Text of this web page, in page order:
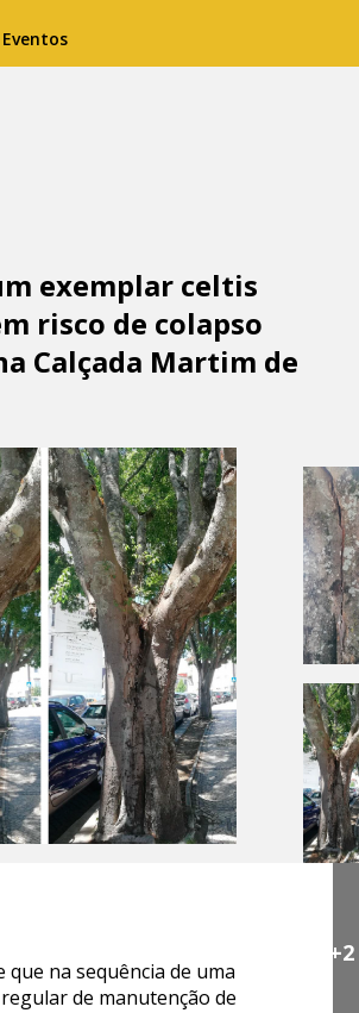
Eventos
exemplar celtis
risco de colapso
Calçada Martim de
+2
que na sequência de uma
de manutenção de